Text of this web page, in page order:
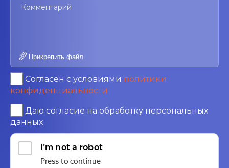
Прикрепить файл
Согласен с условиями политики
конфиденциальности
Даю согласие на обработку персональных
данных